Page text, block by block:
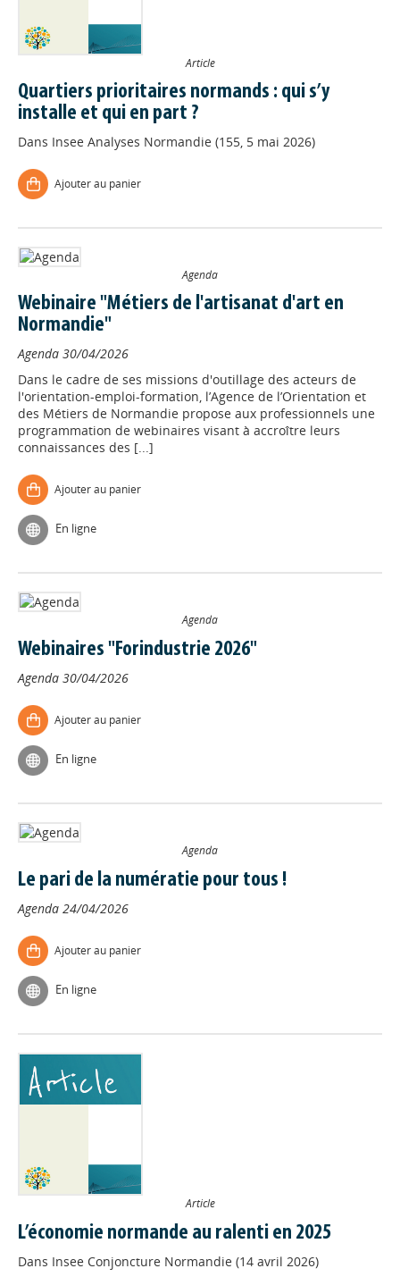
Article
Quartiers prioritaires normands : qui s’y
installe et qui en part ?
Dans Insee Analyses Normandie (155, 5 mai 2026)
Ajouter au panier
Agenda
Webinaire "Métiers de l'artisanat d'art en
Normandie"
Agenda 30/04/2026
Dans le cadre de ses missions d'outillage des acteurs de
l'orientation-emploi-formation, l’Agence de l’Orientation et
des Métiers de Normandie propose aux professionnels une
programmation de webinaires visant à accroître leurs
connaissances des [...]
Ajouter au panier
En ligne
Agenda
Webinaires "Forindustrie 2026"
Agenda 30/04/2026
Ajouter au panier
En ligne
Agenda
Le pari de la numératie pour tous !
Agenda 24/04/2026
Ajouter au panier
En ligne
Article
L’économie normande au ralenti en 2025
Dans Insee Conjoncture Normandie (14 avril 2026)